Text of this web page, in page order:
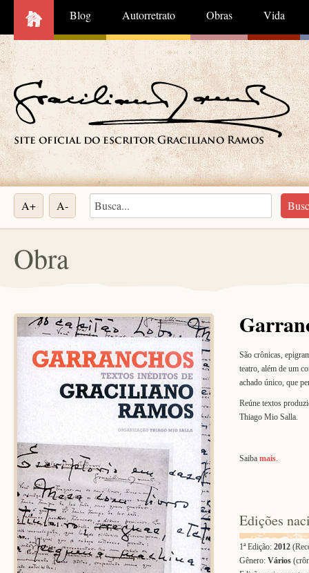
Blog Autorretrato Obras Vida
A+ A-
Obra
São crônicas,
teatro, além de um
achado único, que
Reúne textos
Thiago Mio Salla.
Saiba mais.
Edições
1ª Edição: 2012
Gênero: Vários